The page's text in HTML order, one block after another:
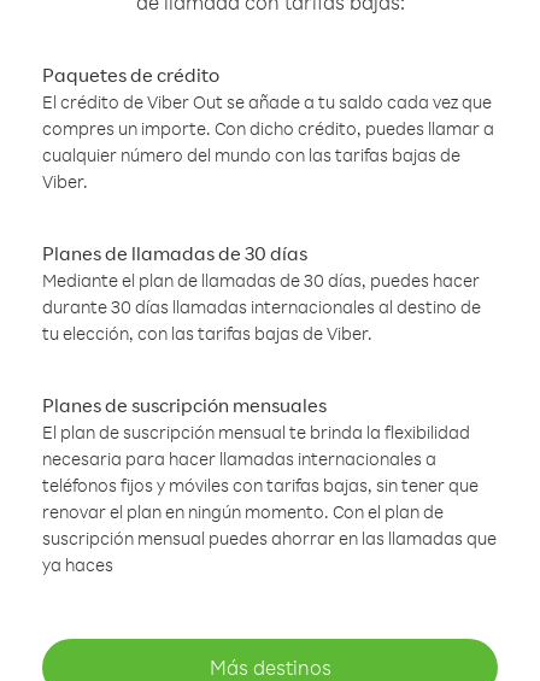
Paquetes de crédito
El crédito de Viber Out se añade a tu saldo cada vez que
compres un importe. Con dicho crédito, puedes llamar a
cualquier número del mundo con las tarifas bajas de
Viber.
Planes de llamadas de 30 días
Mediante el plan de llamadas de 30 días, puedes hacer
durante 30 días llamadas internacionales al destino de
tu elección, con las tarifas bajas de Viber.
Planes de suscripción mensuales
El plan de suscripción mensual te brinda la flexibilidad
necesaria para hacer llamadas internacionales a
teléfonos fijos y móviles con tarifas bajas, sin tener que
renovar el plan en ningún momento. Con el plan de
suscripción mensual puedes ahorrar en las llamadas que
ya haces
Más destinos